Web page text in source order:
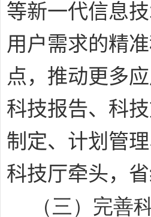
等新一代信息
用户需求的精
点，推动更多
科技报告、科
制定、计划管
科技厅牵头，
（三）完善